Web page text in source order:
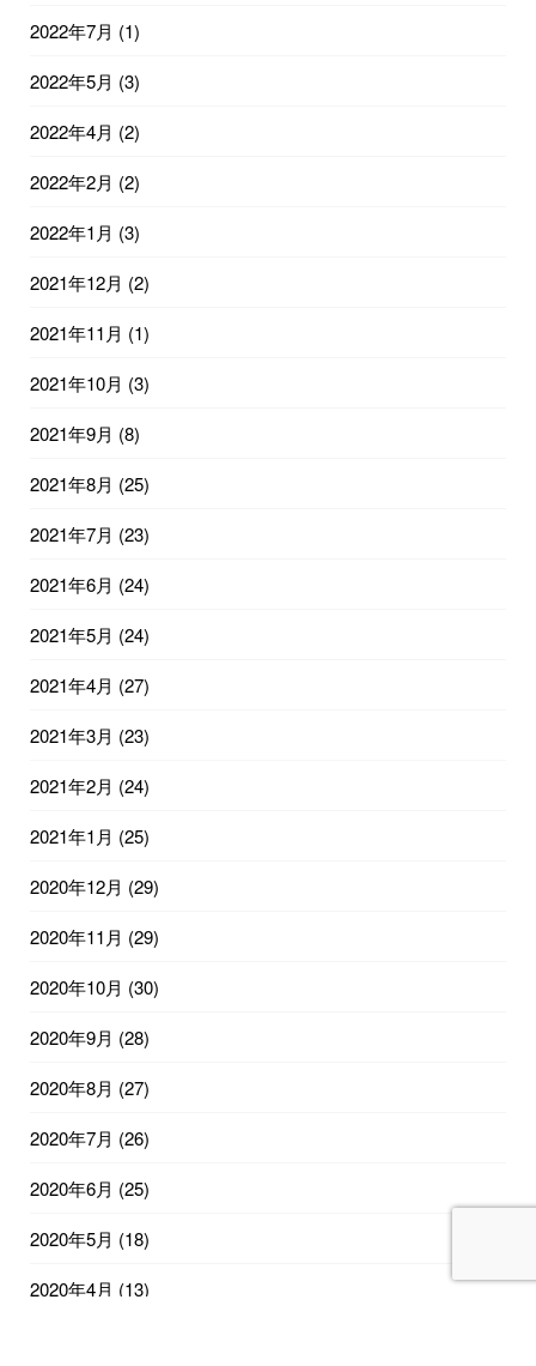
2022年7月 (1)
2022年5月 (3)
2022年4月 (2)
2022年2月 (2)
2022年1月 (3)
2021年12月 (2)
2021年11月 (1)
2021年10月 (3)
2021年9月 (8)
2021年8月 (25)
2021年7月 (23)
2021年6月 (24)
2021年5月 (24)
2021年4月 (27)
2021年3月 (23)
2021年2月 (24)
2021年1月 (25)
2020年12月 (29)
2020年11月 (29)
2020年10月 (30)
2020年9月 (28)
2020年8月 (27)
2020年7月 (26)
2020年6月 (25)
2020年5月 (18)
2020年4月 (13)